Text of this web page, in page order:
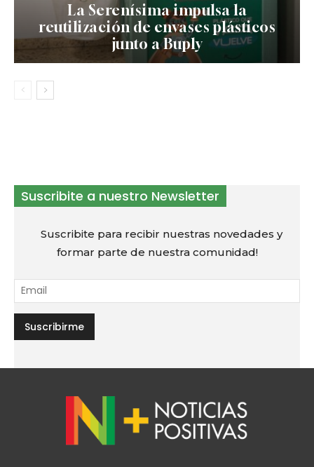
La Serenísima impulsa la
reutilización de envases plásticos
junto a Buply
Suscribite a nuestro Newsletter
Suscribite para recibir nuestras novedades y
formar parte de nuestra comunidad!